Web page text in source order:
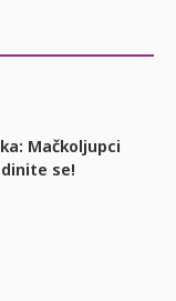
Mačkoljupci
se!